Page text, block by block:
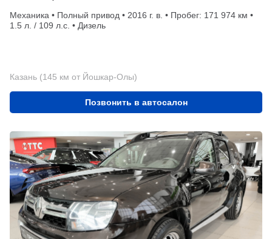
Механика • Полный привод • 2016 г. в. • Пробег: 171 974 км •
1.5 л. / 109 л.с. • Дизель
Казань (145 км от Йошкар-Олы)
Позвонить в автосалон